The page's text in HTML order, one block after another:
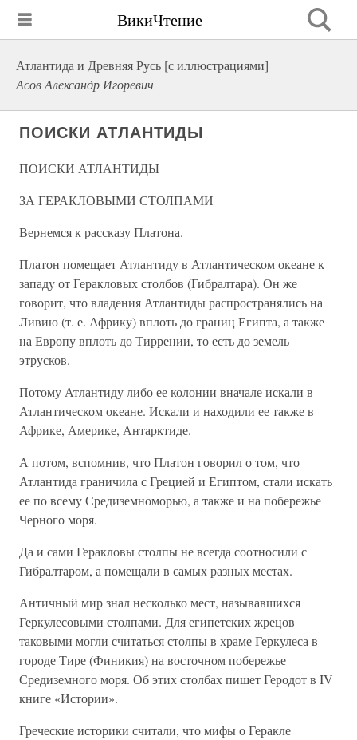
ВикиЧтение
Атлантида и Древняя Русь [с иллюстрациями]
Асов Александр Игоревич
ПОИСКИ АТЛАНТИДЫ
ПОИСКИ АТЛАНТИДЫ
ЗА ГЕРАКЛОВЫМИ СТОЛПАМИ
Вернемся к рассказу Платона.
Платон помещает Атлантиду в Атлантическом океане к
западу от Геракловых столбов (Гибралтара). Он же
говорит, что владения Атлантиды распространялись на
Ливию (т. е. Африку) вплоть до границ Египта, а также
на Европу вплоть до Тиррении, то есть до земель
этрусков.
Потому Атлантиду либо ее колонии вначале искали в
Атлантическом океане. Искали и находили ее также в
Африке, Америке, Антарктиде.
А потом, вспомнив, что Платон говорил о том, что
Атлантида граничила с Грецией и Египтом, стали искать
ее по всему Средиземноморью, а также и на побережье
Черного моря.
Да и сами Геракловы столпы не всегда соотносили с
Гибралтаром, а помещали в самых разных местах.
Античный мир знал несколько мест, называвшихся
Геркулесовыми столпами. Для египетских жрецов
таковыми могли считаться столпы в храме Геркулеса в
городе Тире (Финикия) на восточном побережье
Средиземного моря. Об этих столбах пишет Геродот в IV
книге «Истории».
Греческие историки считали, что мифы о Геракле